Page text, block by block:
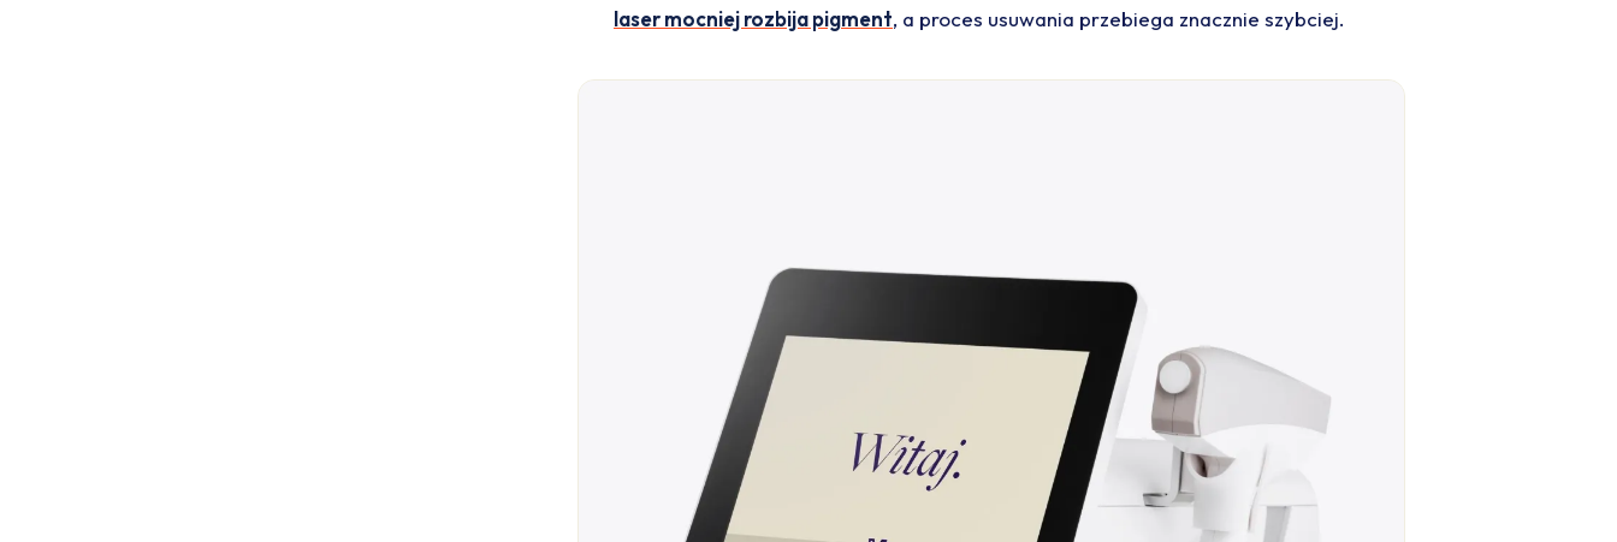
laser mocniej rozbija pigment, a proces usuwania przebiega znacznie szybciej.